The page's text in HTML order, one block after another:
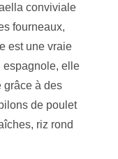
conviviale
fourneaux,
est une vraie
espagnole, elle
grâce à des
de poulet
riz rond